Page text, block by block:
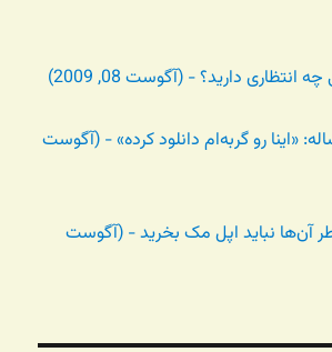
انتظاری دارید؟ - (آگوست 08, 2009)
مرد ۴۸ ساله: «اینا رو گربه‌ام دانلود کرده» - (آگوست
آن‌ها نباید اپل مک بخرید - (آگوست